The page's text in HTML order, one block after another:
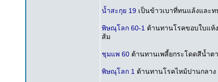
น้ำสะกุย 19 เป็นข้าวเบาที่ทนแล้งและ
พิษณุโลก 60-1 ต้านทานโรคขอบใบแห้
ส้ม
ชุมแพ 60 ต้านทานเพลี้ยกระโดดสีน้ำต
พิษณุโลก 1 ต้านทานโรคไหม้ปานกลาง